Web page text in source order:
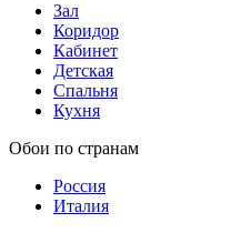
Зал
Коридор
Кабинет
Детская
Спальня
Кухня
Обои по странам
Россия
Италия